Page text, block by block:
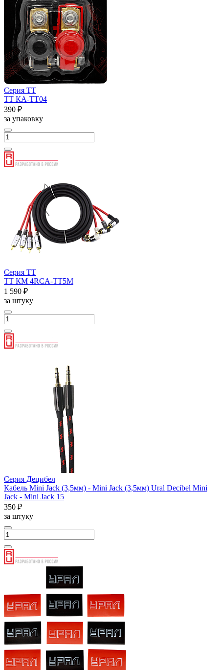
Серия ТТ
ТТ КА-ТТ04
390 ₽
за упаковку
Серия ТТ
ТТ КМ 4RCA-ТТ5М
1 590 ₽
за штуку
Серия Децибел
Кабель Mini Jack (3,5мм) - Mini Jack (3,5мм) Ural Decibel Mini
Jack - Mini Jack 15
350 ₽
за штуку